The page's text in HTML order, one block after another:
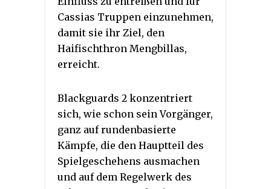
Cassias Truppen einzunehmen,
damit sie ihr Ziel, den
Haifischthron Mengbillas,
erreicht.
Blackguards 2 konzentriert
sich, wie schon sein Vorgänger,
ganz auf rundenbasierte
Kämpfe, die den Hauptteil des
Spielgeschehens ausmachen
und auf dem Regelwerk des